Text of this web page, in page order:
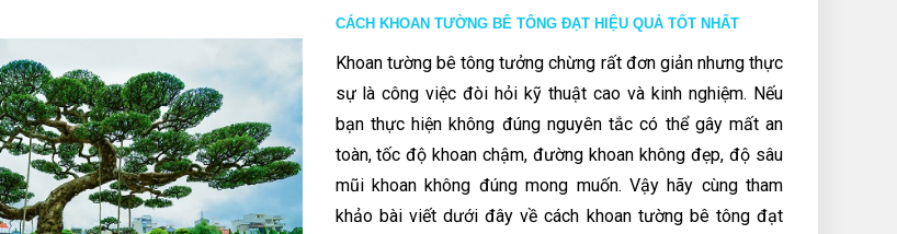
CÁCH KHOAN TƯỜNG BÊ TÔNG ĐẠT HIỆU QUẢ TỐT NHẤT
Khoan tường bê tông tưởng chừng rất đơn giản nhưng thực
sự là công việc đòi hỏi kỹ thuật cao và kinh nghiệm. Nếu
bạn thực hiện không đúng nguyên tắc có thể gây mất an
toàn, tốc độ khoan chậm, đường khoan không đẹp, độ sâu
mũi khoan không đúng mong muốn. Vậy hãy cùng tham
khảo bài viết dưới đây về cách khoan tường bê tông đạt